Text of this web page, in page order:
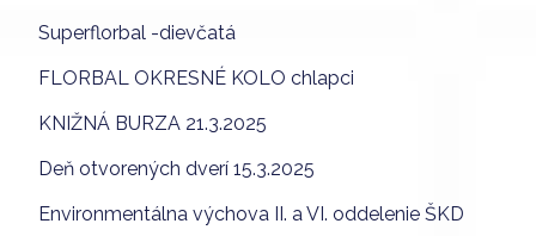
Superflorbal -dievčatá
FLORBAL OKRESNÉ KOLO chlapci
KNIŽNÁ BURZA 21.3.2025
Deň otvorených dverí 15.3.2025
Environmentálna výchova II. a VI. oddelenie ŠKD